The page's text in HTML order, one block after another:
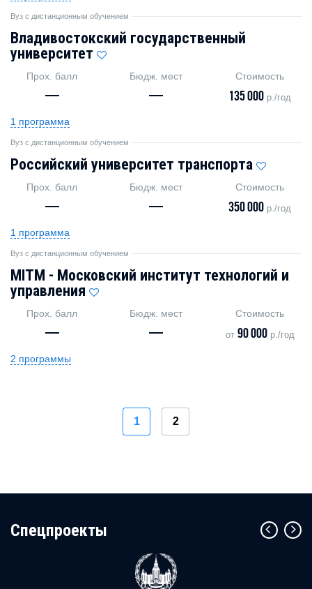
Вуз с дистанционным обучением
Владивостокский государственный
университет
Прох. балл
—
Бюдж. мест
—
Стоимость
135 000 р./год
1 программа
Вуз с дистанционным обучением
Российский университет транспорта
Прох. балл
—
Бюдж. мест
—
Стоимость
350 000 р./год
1 программа
Вуз с дистанционным обучением
MITM - Московский институт технологий и
управления
Прох. балл
—
Бюдж. мест
—
Стоимость
от 90 000р./год
2 программы
1 2
Cпецпроекты